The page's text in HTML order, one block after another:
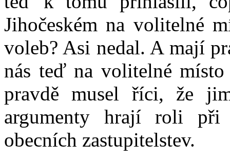
Jihočeském na volitelné
voleb? Asi nedal. A mají
nás teď na volitelné
pravdě musel říci, že
argumenty hrají roli při
obecních zastupitelstev.